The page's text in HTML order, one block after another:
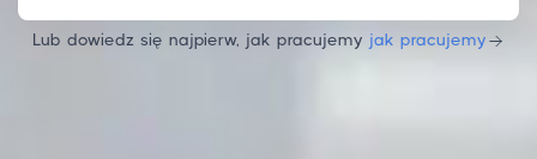
Lub dowiedz się najpierw, jak pracujemy jak pracujemy